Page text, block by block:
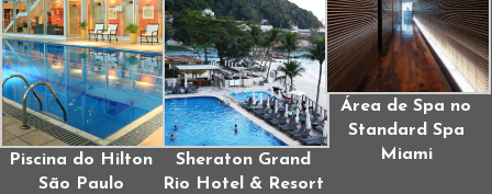
Piscina do Hilton
São Paulo
Sheraton Grand
Rio Hotel & Resort
Área de Spa no
Standard Spa
Miami